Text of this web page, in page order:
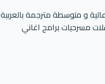
و متوسطة مترجمة بالعربية
مسرحيات برامج اغاني